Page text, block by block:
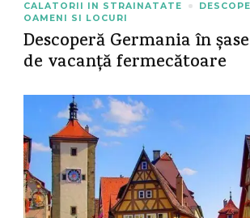
CALATORII IN STRAINATATE
OAMENI SI LOCURI
Descoperă Germania în
de vacanță fermecătoare